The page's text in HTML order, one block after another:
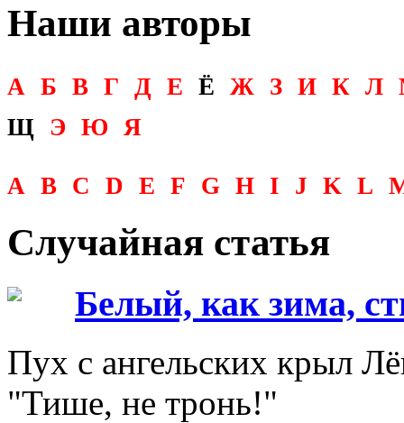
Наши авторы
А Б В Г Д Е Ё Ж З И К Л
Щ Э Ю Я
A B C D E F G H I J K L
Случайная статья
Белый, как зима,
Пух с ангельских крыл
"Тише, не тронь!"